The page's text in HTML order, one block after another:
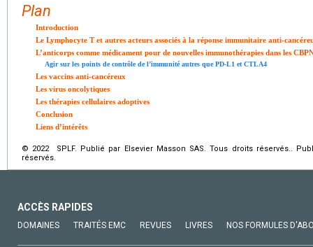
Plan
Introduction
Le Lymphocyte T et autres acteurs associés à la réponse immunitaire anti-
L’anticorps comme médicament pour de nouvelles immunothérapies dans les
Agir sur les points de contrôle de l’immunité autres que PD-L1 et CTLA4
Les vaccins anti-cancéreux
Les virus oncolytiques
Les thérapies cellulaires adoptives
Conclusion
Liens d’intérêts
© 2022 SPLF. Publié par Elsevier Masson SAS. Tous droits réservés..
réservés.
ACCÈS RAPIDES
DOMAINES TRAITÉS EMC REVUES LIVRES NOS FORMULES